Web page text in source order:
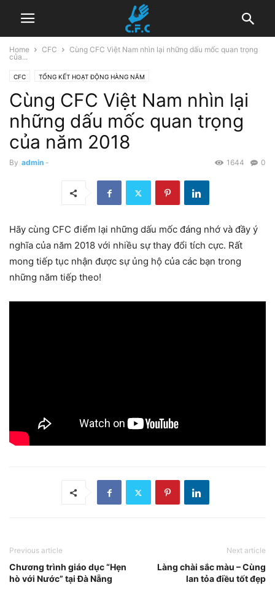
Home CFC
Cùng CFC Việt Nam nhìn lại những dấu mốc quan trọng
của...
CFC TỔNG KẾT HOẠT ĐỘNG HÀNG NĂM
Cùng CFC Việt Nam nhìn lại
những dấu mốc quan trọng
của năm 2018
By admin - 0
1644
Hãy cùng CFC điểm lại những dấu mốc đáng nhớ và đầy ý
nghĩa của năm 2018 với nhiều sự thay đổi tích cực. Rất
mong tiếp tục nhận được sự ủng hộ của các bạn trong
những năm tiếp theo!
Previous article
Chương trình giáo dục “Hẹn
hò với Nước” tại Đà Nẵng
Next article
Làng chài sắc màu – Cùng
lan tỏa điều tốt đẹp